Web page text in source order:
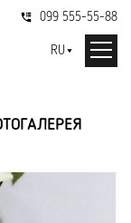
099 555-55-88
RU